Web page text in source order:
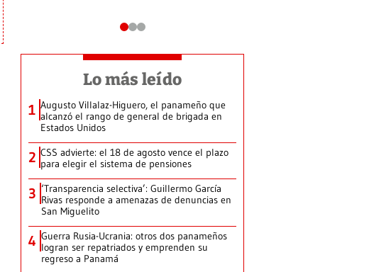
Lo más leído
1 Augusto Villalaz-Higuero, el panameño que
alcanzó el rango de general de brigada en
Estados Unidos
2 CSS advierte: el 18 de agosto vence el plazo
para elegir el sistema de pensiones
3 ‘Transparencia selectiva’: Guillermo García
Rivas responde a amenazas de denuncias en
San Miguelito
4 Guerra Rusia-Ucrania: otros dos panameños
logran ser repatriados y emprenden su
regreso a Panamá